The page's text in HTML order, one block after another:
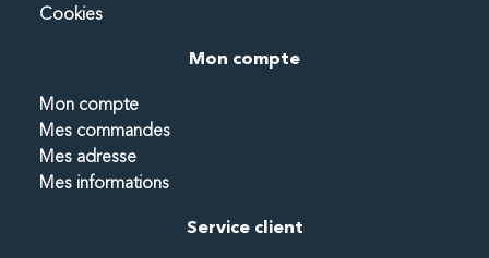
Cookies
Mon compte
Mon compte
Mes commandes
Mes adresse
Mes informations
Service client